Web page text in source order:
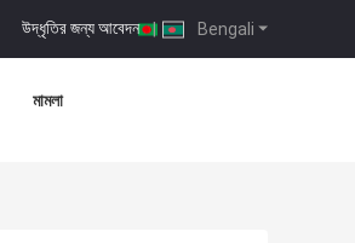
Bengali
উদ্ধৃতির জন্য আবেদন |
মামলা